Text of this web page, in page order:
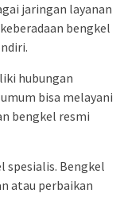
jaringan layanan
bengkel
hubungan
bisa melayani
bengkel resmi
spesialis. Bengkel
atau perbaikan